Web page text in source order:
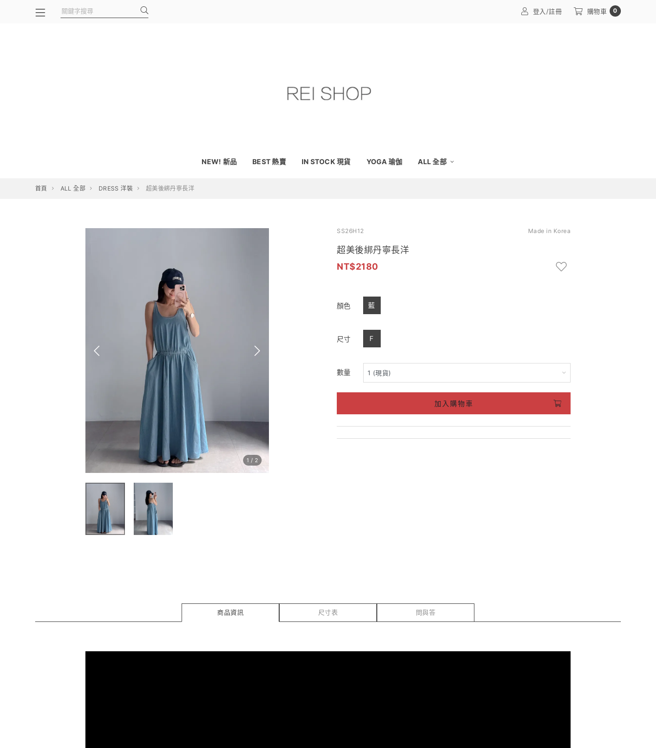
登入/註冊 購物車 0
NEW! 新品 BEST 熱賣 IN STOCK 現貨 YOGA 瑜伽 ALL 全部
首頁 ALL 全部 DRESS 洋裝 超美後綁丹寧長洋
1 / 2
SS26H12 Made in Korea
超美後綁丹寧長洋
2180
顏色 藍
尺寸 F
數量
加入購物車
商品資訊 尺寸表 問與答